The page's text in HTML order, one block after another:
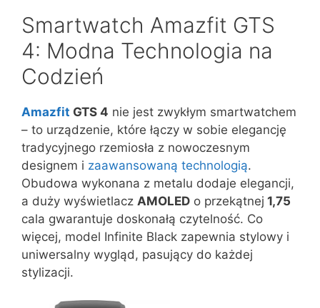
Smartwatch Amazfit GTS
4: Modna Technologia na
Codzień
Amazfit GTS 4 nie jest zwykłym smartwatchem
– to urządzenie, które łączy w sobie elegancję
tradycyjnego rzemiosła z nowoczesnym
designem i zaawansowaną technologią.
Obudowa wykonana z metalu dodaje elegancji,
a duży wyświetlacz AMOLED o przekątnej 1,75
cala gwarantuje doskonałą czytelność. Co
więcej, model Infinite Black zapewnia stylowy i
uniwersalny wygląd, pasujący do każdej
stylizacji.